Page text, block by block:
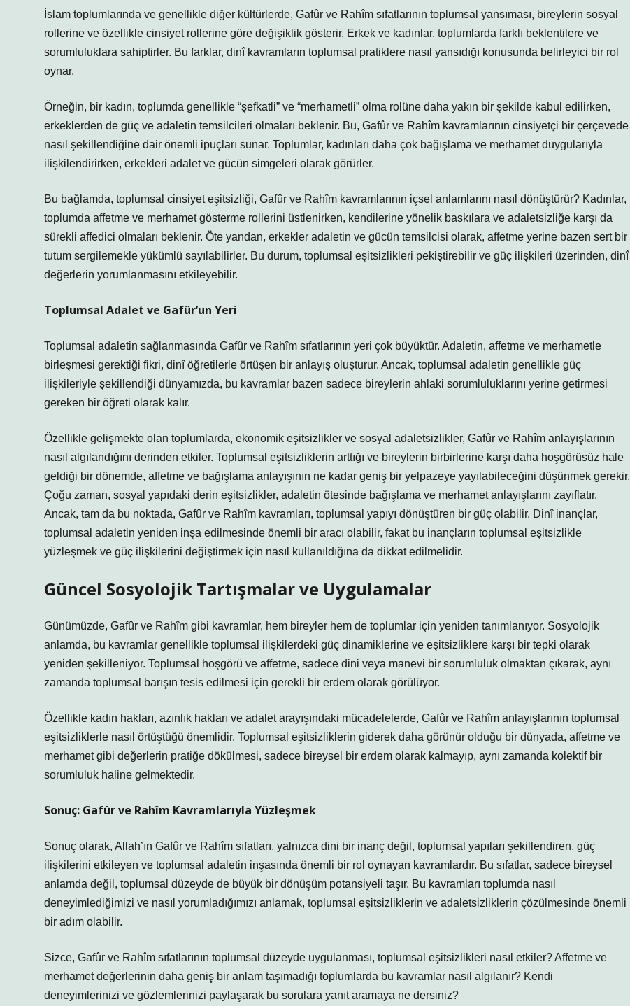
İslam toplumlarında ve genellikle diğer kültürlerde, Gafûr ve Rahîm sıfatlarının toplumsal yansıması, bireylerin sosyal
rollerine ve özellikle cinsiyet rollerine göre değişiklik gösterir. Erkek ve kadınlar, toplumlarda farklı beklentilere ve
sorumluluklara sahiptirler. Bu farklar, dinî kavramların toplumsal pratiklere nasıl yansıdığı konusunda belirleyici bir rol
oynar.
Örneğin, bir kadın, toplumda genellikle “şefkatli” ve “merhametli” olma rolüne daha yakın bir şekilde kabul edilirken,
erkeklerden de güç ve adaletin temsilcileri olmaları beklenir. Bu, Gafûr ve Rahîm kavramlarının cinsiyetçi bir çerçevede
nasıl şekillendiğine dair önemli ipuçları sunar. Toplumlar, kadınları daha çok bağışlama ve merhamet duygularıyla
ilişkilendirirken, erkekleri adalet ve gücün simgeleri olarak görürler.
Bu bağlamda, toplumsal cinsiyet eşitsizliği, Gafûr ve Rahîm kavramlarının içsel anlamlarını nasıl dönüştürür? Kadınlar,
toplumda affetme ve merhamet gösterme rollerini üstlenirken, kendilerine yönelik baskılara ve adaletsizliğe karşı da
sürekli affedici olmaları beklenir. Öte yandan, erkekler adaletin ve gücün temsilcisi olarak, affetme yerine bazen sert bir
tutum sergilemekle yükümlü sayılabilirler. Bu durum, toplumsal eşitsizlikleri pekiştirebilir ve güç ilişkileri üzerinden, dinî
değerlerin yorumlanmasını etkileyebilir.
Toplumsal Adalet ve Gafûr’un Yeri
Toplumsal adaletin sağlanmasında Gafûr ve Rahîm sıfatlarının yeri çok büyüktür. Adaletin, affetme ve merhametle
birleşmesi gerektiği fikri, dinî öğretilerle örtüşen bir anlayış oluşturur. Ancak, toplumsal adaletin genellikle güç
ilişkileriyle şekillendiği dünyamızda, bu kavramlar bazen sadece bireylerin ahlaki sorumluluklarını yerine getirmesi
gereken bir öğreti olarak kalır.
Özellikle gelişmekte olan toplumlarda, ekonomik eşitsizlikler ve sosyal adaletsizlikler, Gafûr ve Rahîm anlayışlarının
nasıl algılandığını derinden etkiler. Toplumsal eşitsizliklerin arttığı ve bireylerin birbirlerine karşı daha hoşgörüsüz hale
geldiği bir dönemde, affetme ve bağışlama anlayışının ne kadar geniş bir yelpazeye yayılabileceğini düşünmek gerekir.
Çoğu zaman, sosyal yapıdaki derin eşitsizlikler, adaletin ötesinde bağışlama ve merhamet anlayışlarını zayıflatır.
Ancak, tam da bu noktada, Gafûr ve Rahîm kavramları, toplumsal yapıyı dönüştüren bir güç olabilir. Dinî inançlar,
toplumsal adaletin yeniden inşa edilmesinde önemli bir aracı olabilir, fakat bu inançların toplumsal eşitsizlikle
yüzleşmek ve güç ilişkilerini değiştirmek için nasıl kullanıldığına da dikkat edilmelidir.
Güncel Sosyolojik Tartışmalar ve Uygulamalar
Günümüzde, Gafûr ve Rahîm gibi kavramlar, hem bireyler hem de toplumlar için yeniden tanımlanıyor. Sosyolojik
anlamda, bu kavramlar genellikle toplumsal ilişkilerdeki güç dinamiklerine ve eşitsizliklere karşı bir tepki olarak
yeniden şekilleniyor. Toplumsal hoşgörü ve affetme, sadece dini veya manevi bir sorumluluk olmaktan çıkarak, aynı
zamanda toplumsal barışın tesis edilmesi için gerekli bir erdem olarak görülüyor.
Özellikle kadın hakları, azınlık hakları ve adalet arayışındaki mücadelelerde, Gafûr ve Rahîm anlayışlarının toplumsal
eşitsizliklerle nasıl örtüştüğü önemlidir. Toplumsal eşitsizliklerin giderek daha görünür olduğu bir dünyada, affetme ve
merhamet gibi değerlerin pratiğe dökülmesi, sadece bireysel bir erdem olarak kalmayıp, aynı zamanda kolektif bir
sorumluluk haline gelmektedir.
Sonuç: Gafûr ve Rahîm Kavramlarıyla Yüzleşmek
Sonuç olarak, Allah’ın Gafûr ve Rahîm sıfatları, yalnızca dini bir inanç değil, toplumsal yapıları şekillendiren, güç
ilişkilerini etkileyen ve toplumsal adaletin inşasında önemli bir rol oynayan kavramlardır. Bu sıfatlar, sadece bireysel
anlamda değil, toplumsal düzeyde de büyük bir dönüşüm potansiyeli taşır. Bu kavramları toplumda nasıl
deneyimlediğimizi ve nasıl yorumladığımızı anlamak, toplumsal eşitsizliklerin ve adaletsizliklerin çözülmesinde önemli
bir adım olabilir.
Sizce, Gafûr ve Rahîm sıfatlarının toplumsal düzeyde uygulanması, toplumsal eşitsizlikleri nasıl etkiler? Affetme ve
merhamet değerlerinin daha geniş bir anlam taşımadığı toplumlarda bu kavramlar nasıl algılanır? Kendi
deneyimlerinizi ve gözlemlerinizi paylaşarak bu sorulara yanıt aramaya ne dersiniz?